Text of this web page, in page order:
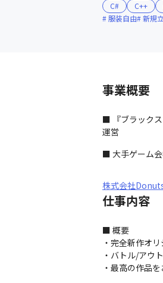
C# C++
服装自由
新規
事業概要
■ 『ブラック
運営
■ 大手ゲーム
株式会社
仕事内容
■ 概要
・完全新作オ
・バトル/アウ
・最高の作品